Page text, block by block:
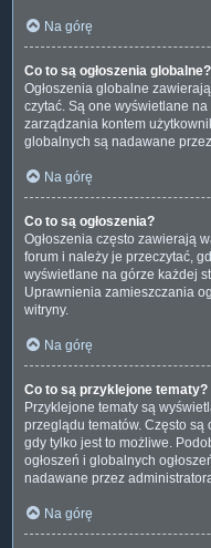
Na górę
Co to są ogłoszenia globalne?
Ogłoszenia globalne
czytać. Są one wyświetlane
zarządzania kontem
globalnych są nadawane
Na górę
Co to są ogłoszenia?
Ogłoszenia często zawierają
forum i należy je przeczytać,
wyświetlane na górze każdej
Uprawnienia zamieszczania
witryny.
Na górę
Co to są przyklejone tematy?
Przyklejone tematy są
przeglądu tematów. Często
gdy tylko jest to możliwe.
ogłoszeń i globalnych
nadawane przez
Na górę